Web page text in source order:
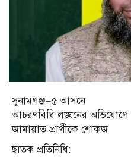
সুনামগঞ্জ–৫ আসনে
আচরণবিধি লঙ্ঘনের অভিযোগে
জামায়াত প্রার্থীকে শোকজ
ছাতক প্রতিনিধি: